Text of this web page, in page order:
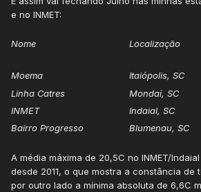
e no INMET:
Nome Localização
Moema Itaiópolis, SC
Linha Catres
Mondaí, SC
INMET
Indaial, SC
Bairro Progresso
Blumenau, SC
A média máxima de 20,5C no INMET/
desde 2011, o que mostra a constância de
por outro lado a mínima absoluta de 6,6C